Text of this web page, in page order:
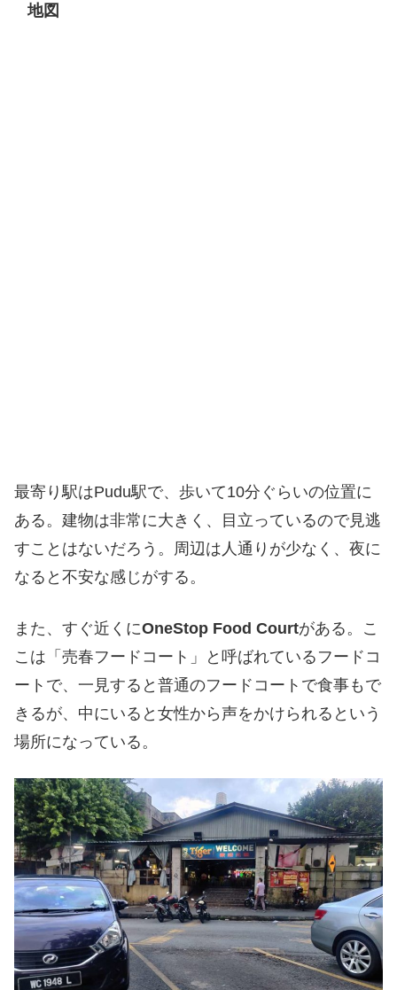
地図
最寄り駅はPudu駅で、歩いて10分ぐらいの位置に
ある。建物は非常に大きく、目立っているので見逃
すことはないだろう。周辺は人通りが少なく、夜に
なると不安な感じがする。
また、すぐ近くにOneStop Food Courtがある。こ
こは「売春フードコート」と呼ばれているフードコ
ートで、一見すると普通のフードコートで食事もで
きるが、中にいると女性から声をかけられるという
場所になっている。